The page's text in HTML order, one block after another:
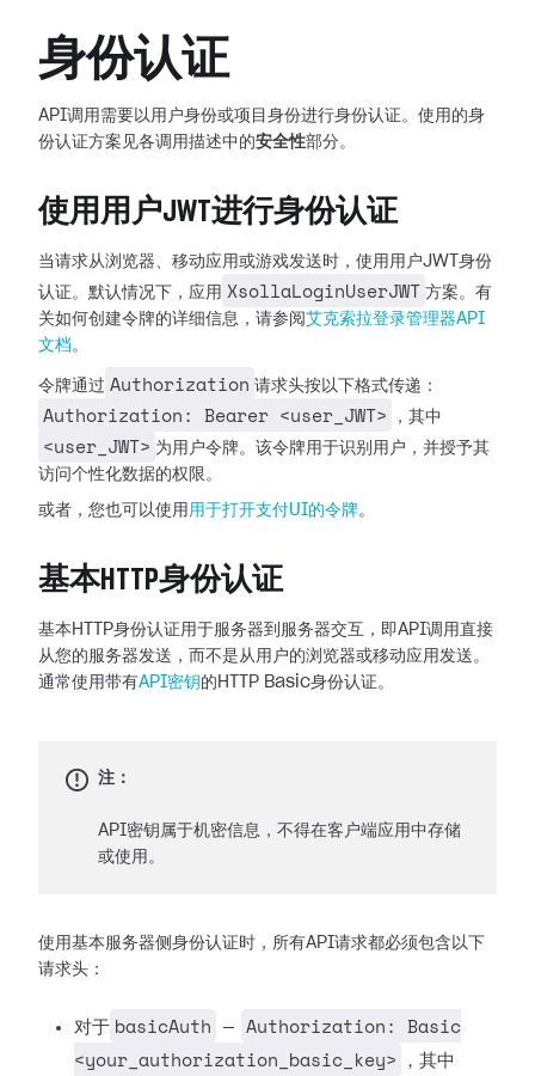
身份认证
API调用需要以用户身份或项目身份进行身份认证。使用的身
份认证方案见各调用描述中的安全性部分。
使用用户JWT进行身份认证
当请求从浏览器、移动应用或游戏发送时，使用用户JWT身份
认证。默认情况下，应用 XsollaLoginUserJWT 方案。有
关如何创建令牌的详细信息，请参阅 艾克索拉登录管理器API
文档。
令牌通过 Authorization 请求头按以下格式传递：
Authorization: Bearer <user_JWT> ，其中
<user_JWT> 为用户令牌。该令牌用于识别用户，并授予其
访问个性化数据的权限。
或者，您也可以使用 用于打开支付UI的令牌。
基本HTTP身份认证
基本HTTP身份认证用于服务器到服务器交互，即API调用直接
从您的服务器发送，而不是从用户的浏览器或移动应用发送。
通常使用带有API密钥 的HTTP Basic身份认证。
注：
API密钥属于机密信息，不得在客户端应用中存储
或使用。
使用基本服务器侧身份认证时，所有API请求都必须包含以下
请求头：
对于 basicAuth —
Authorization: Basic
<your_authorization_basic_key>
，其中